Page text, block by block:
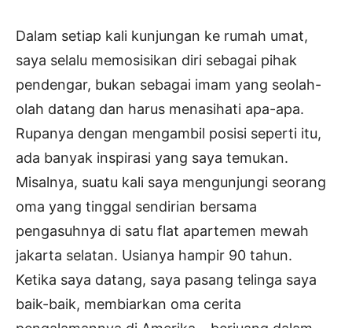
Dalam setiap kali kunjungan ke rumah umat,
saya selalu memosisikan diri sebagai pihak
pendengar, bukan sebagai imam yang seolah-
olah datang dan harus menasihati apa-apa.
Rupanya dengan mengambil posisi seperti itu,
ada banyak inspirasi yang saya temukan.
Misalnya, suatu kali saya mengunjungi seorang
oma yang tinggal sendirian bersama
pengasuhnya di satu flat apartemen mewah
jakarta selatan. Usianya hampir 90 tahun.
Ketika saya datang, saya pasang telinga saya
baik-baik, membiarkan oma cerita